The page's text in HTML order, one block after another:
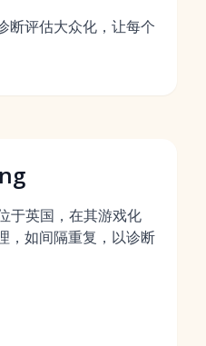
断评估大众化，让每个
于英国，在其游戏化
，如间隔重复，以诊断